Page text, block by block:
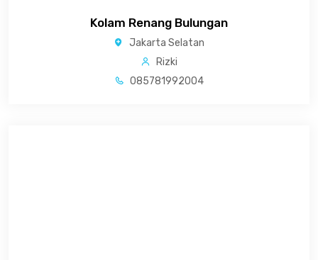
Kolam Renang Bulungan
Jakarta Selatan
Rizki
085781992004